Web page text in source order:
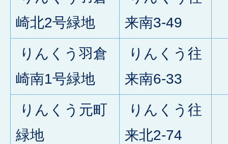
崎北2号緑地
来南3-49
りんくう羽倉
崎南1号緑地
りんくう往
来南6-33
りんくう元町
緑地
りんくう往
来北2-74